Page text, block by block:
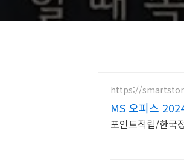
https://
MS 오피스
포인트적립/한국